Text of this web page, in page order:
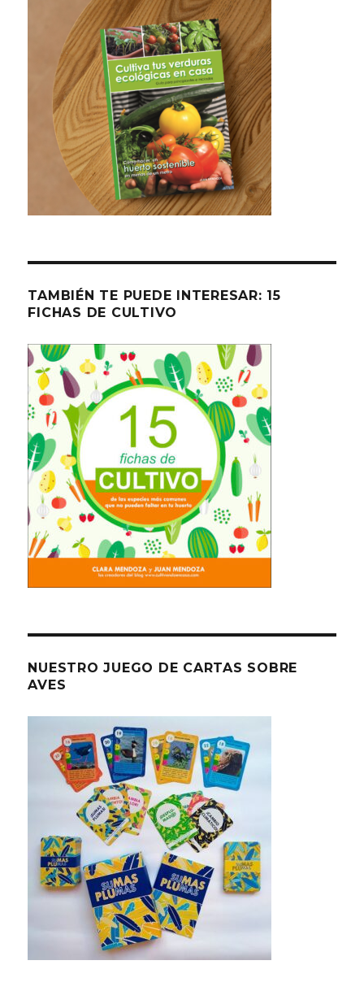
TAMBIÉN TE PUEDE INTERESAR: 15
FICHAS DE CULTIVO
NUESTRO JUEGO DE CARTAS SOBRE
AVES